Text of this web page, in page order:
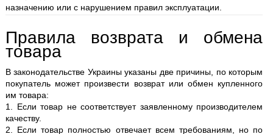
назначению или с нарушением правил эксплуатации.
Правила возврата и обмена
товара
В законодательстве Украины указаны две причины, по которым
покупатель может произвести возврат или обмен купленного
им товара:
1. Если товар не соответствует заявленному производителем
качеству.
2. Если товар полностью отвечает всем требованиям, но по